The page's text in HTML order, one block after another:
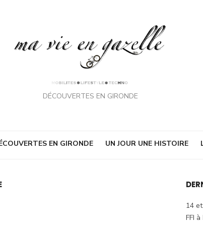
DÉCOUVERTES EN GIRONDE
EN GIRONDE UN JOUR UNE HISTOIRE
14
FFI